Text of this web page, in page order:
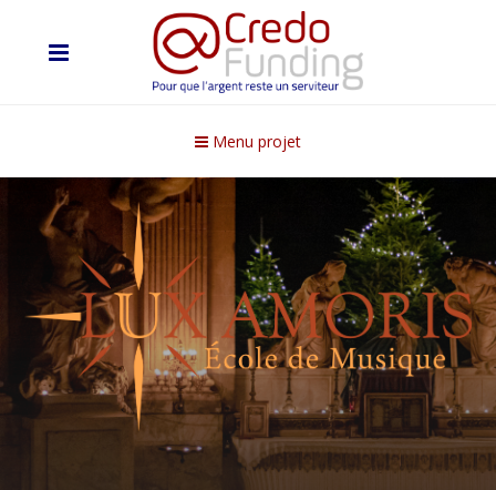
Menu projet